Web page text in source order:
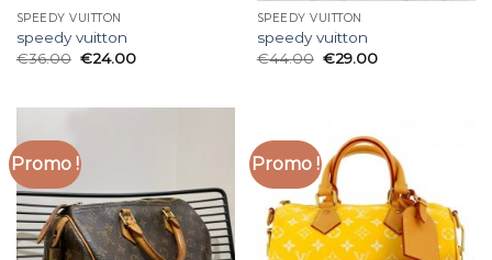
SPEEDY VUITTON
speedy vuitton
€36.00 €24.00
SPEEDY VUITTON
speedy vuitton
€44.00 €29.00
Promo ! Promo !